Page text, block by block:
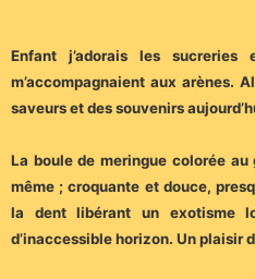
Enfant j’adorais les sucreries
m’accompagnaient aux arènes.
saveurs et des souvenirs
La boule de meringue colorée
même ; croquante et douce,
la dent libérant un exotisme
d’inaccessible horizon. Un plaisir